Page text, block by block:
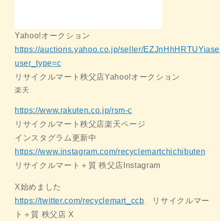
Yahoo!オークション
https://auctions.yahoo.co.jp/seller/
user_type=c
リサイクルマート秩父店Yahoo!オークション
楽天
https://www.rakuten.co.jp/rsm-c
リサイクルマート秩父店楽天ページ
インスタグラム更新中
https://www.instagram.com/recyclemartchichibuten
リサイクルマート＋質 秩父店Instagram
X始めました
https://twitter.com/recyclemart_ccb リサイクルマー
ト＋質 秩父店 X